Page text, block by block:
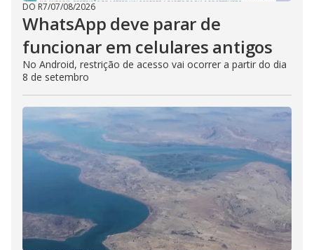
DO R7/07/08/2026
WhatsApp deve parar de
funcionar em celulares antigos
No Android, restrição de acesso vai ocorrer a partir do dia
8 de setembro